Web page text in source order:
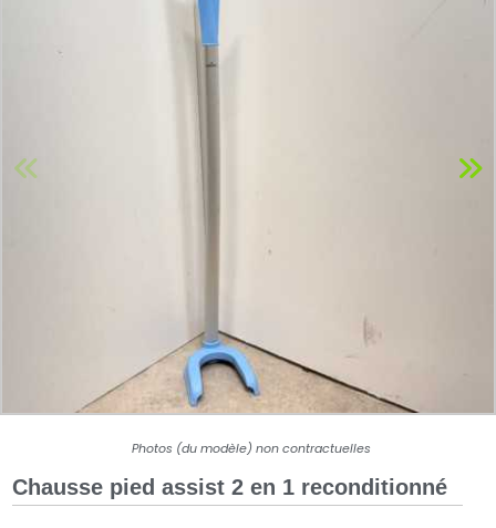
Photos (du modèle) non contractuelles
Chausse pied assist 2 en 1 reconditionné